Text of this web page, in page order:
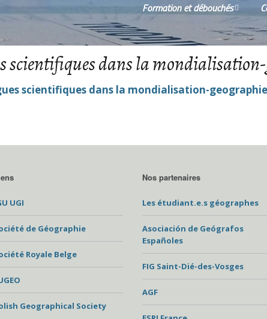
Conseil scientifique
Bureau
Statuts
Droits d’accès CNIL
du
Prix
Formation et débouchés
Wikis
Mobilités internationales
Recherche et débouchés
scientifiques dans la
scientifiques dans la mondialisation-geographie
UGI
de Géographie
Royale Belge
Geographical Society
Nos partenaires
Les étudiant.e.s géographes
Asociación de Geógrafos
Españoles
FIG Saint-Dié-des-Vosges
AGF